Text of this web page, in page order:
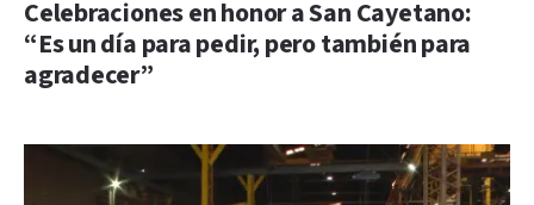
Celebraciones en honor a San Cayetano:
“Es un día para pedir, pero también para
agradecer”